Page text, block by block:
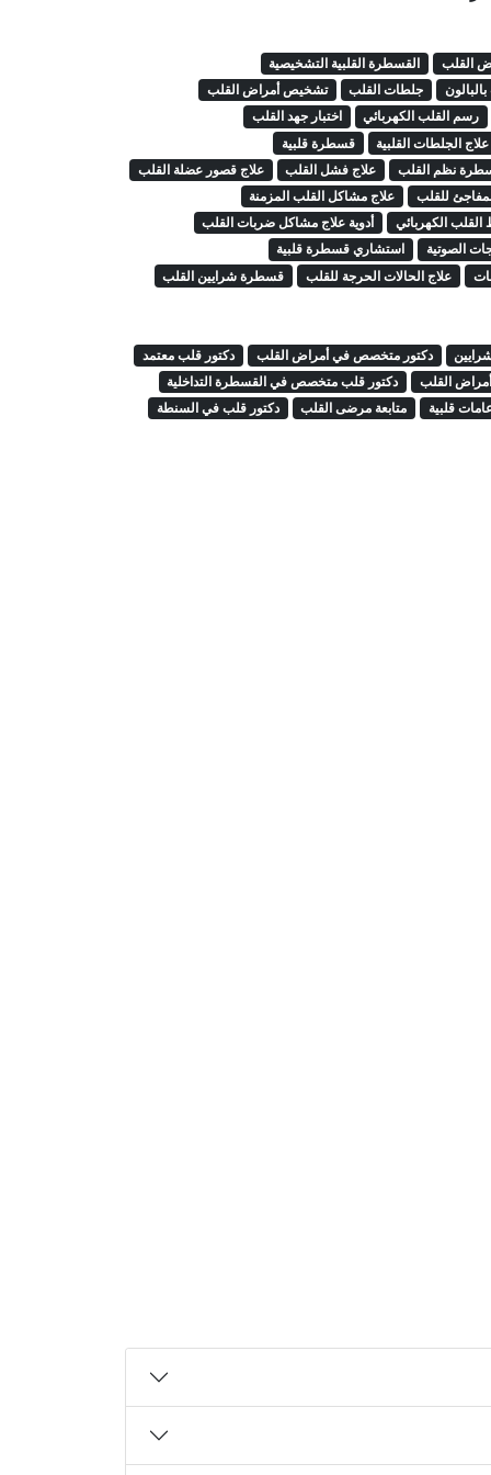
القلب
القسطرة القلبية التشخيصية
جلطات القلب
تشخيص أمراض القلب
رسم القلب الكهربائي
اختبار جهد القلب
علاج الجلطات القلبية
قسطرة قلبية
نظم القلب
علاج فشل القلب
علاج قصور عضلة القلب
للقلب
علاج مشاكل القلب المزمنة
الكهربائي
أدوية علاج مشاكل ضربات القلب
الصوتية
استشاري قسطرة قلبية
علاج الحالات الحرجة للقلب قسطرة شرايين القلب
دكتور متخصص في أمراض القلب
دكتور قلب معتمد
القلب
دكتور قلب متخصص في القسطرة التداخلية
قلبية
متابعة مرضى القلب دكتور قلب في السنطة